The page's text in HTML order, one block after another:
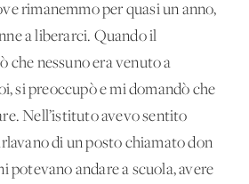
rimanemmo per quasi un anno,
a liberarci. Quando il
che nessuno era venuto a
si preoccupò e mi domandò che
Nell’istituto avevo sentito
di un posto chiamato don
potevano andare a scuola, avere